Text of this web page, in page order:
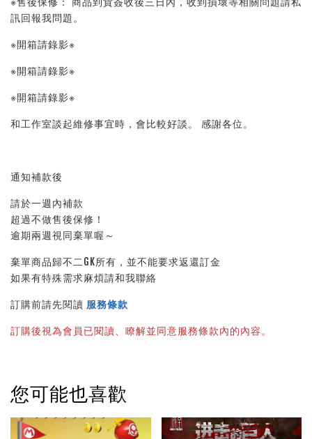
訊回報我問題。
※開箱請錄影※
※開箱請錄影※
※開箱請錄影※
和工作室談起維修事宜時，會比較好談。 感謝各位。
通知補款後
請於一週內補款
超過不做售後保修！
逾期兩週視同棄單喔～
棄單商品歸不二GK所有，並不能要求返還訂金
如果有特殊需求麻煩請和我聯絡
訂購前請先閱讀 服務條款
訂購後視為會員已閱讀、瞭解並同意服務條款內的內容。
您可能也喜歡